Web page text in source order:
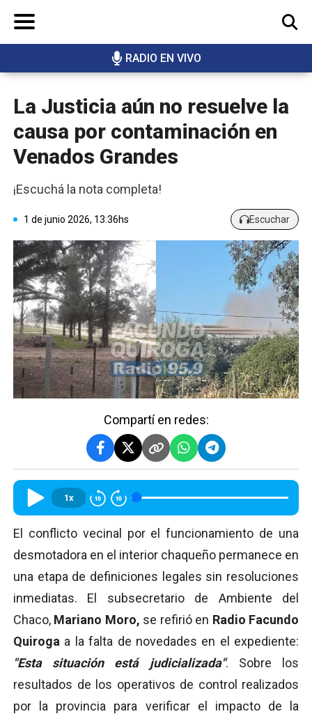
RADIO EN VIVO
BUSCAR
La Justicia aún no resuelve la
causa por contaminación en
Venados Grandes
¡Escuchá la nota completa!
1 de junio 2026, 13:36hs Escuchar
Compartí en redes:
1x
El conflicto vecinal por el funcionamiento de una
desmotadora en el interior chaqueño permanece en
una etapa de definiciones legales sin resoluciones
inmediatas. El subsecretario de Ambiente del
Chaco, Mariano Moro, se refirió en Radio Facundo
Quiroga a la falta de novedades en el expediente:
"Esta situación está judicializada". Sobre los
resultados de los operativos de control realizados
por la provincia para verificar el impacto de la